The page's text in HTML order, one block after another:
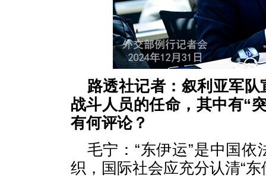
路透社记者：叙利亚军
战斗人员的任命，其中有“
有何评论？
毛宁：“东伊运”是中国
织，国际社会应充分认清“